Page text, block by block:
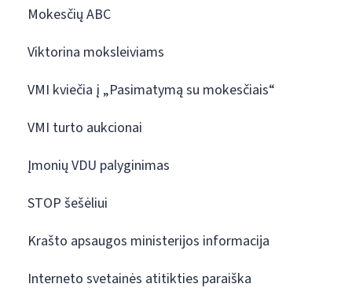
Mokesčių ABC
Viktorina moksleiviams
VMI kviečia į „Pasimatymą su mokesčiais“
VMI turto aukcionai
Įmonių VDU palyginimas
STOP šešėliui
Krašto apsaugos ministerijos informacija
Interneto svetainės atitikties paraiška